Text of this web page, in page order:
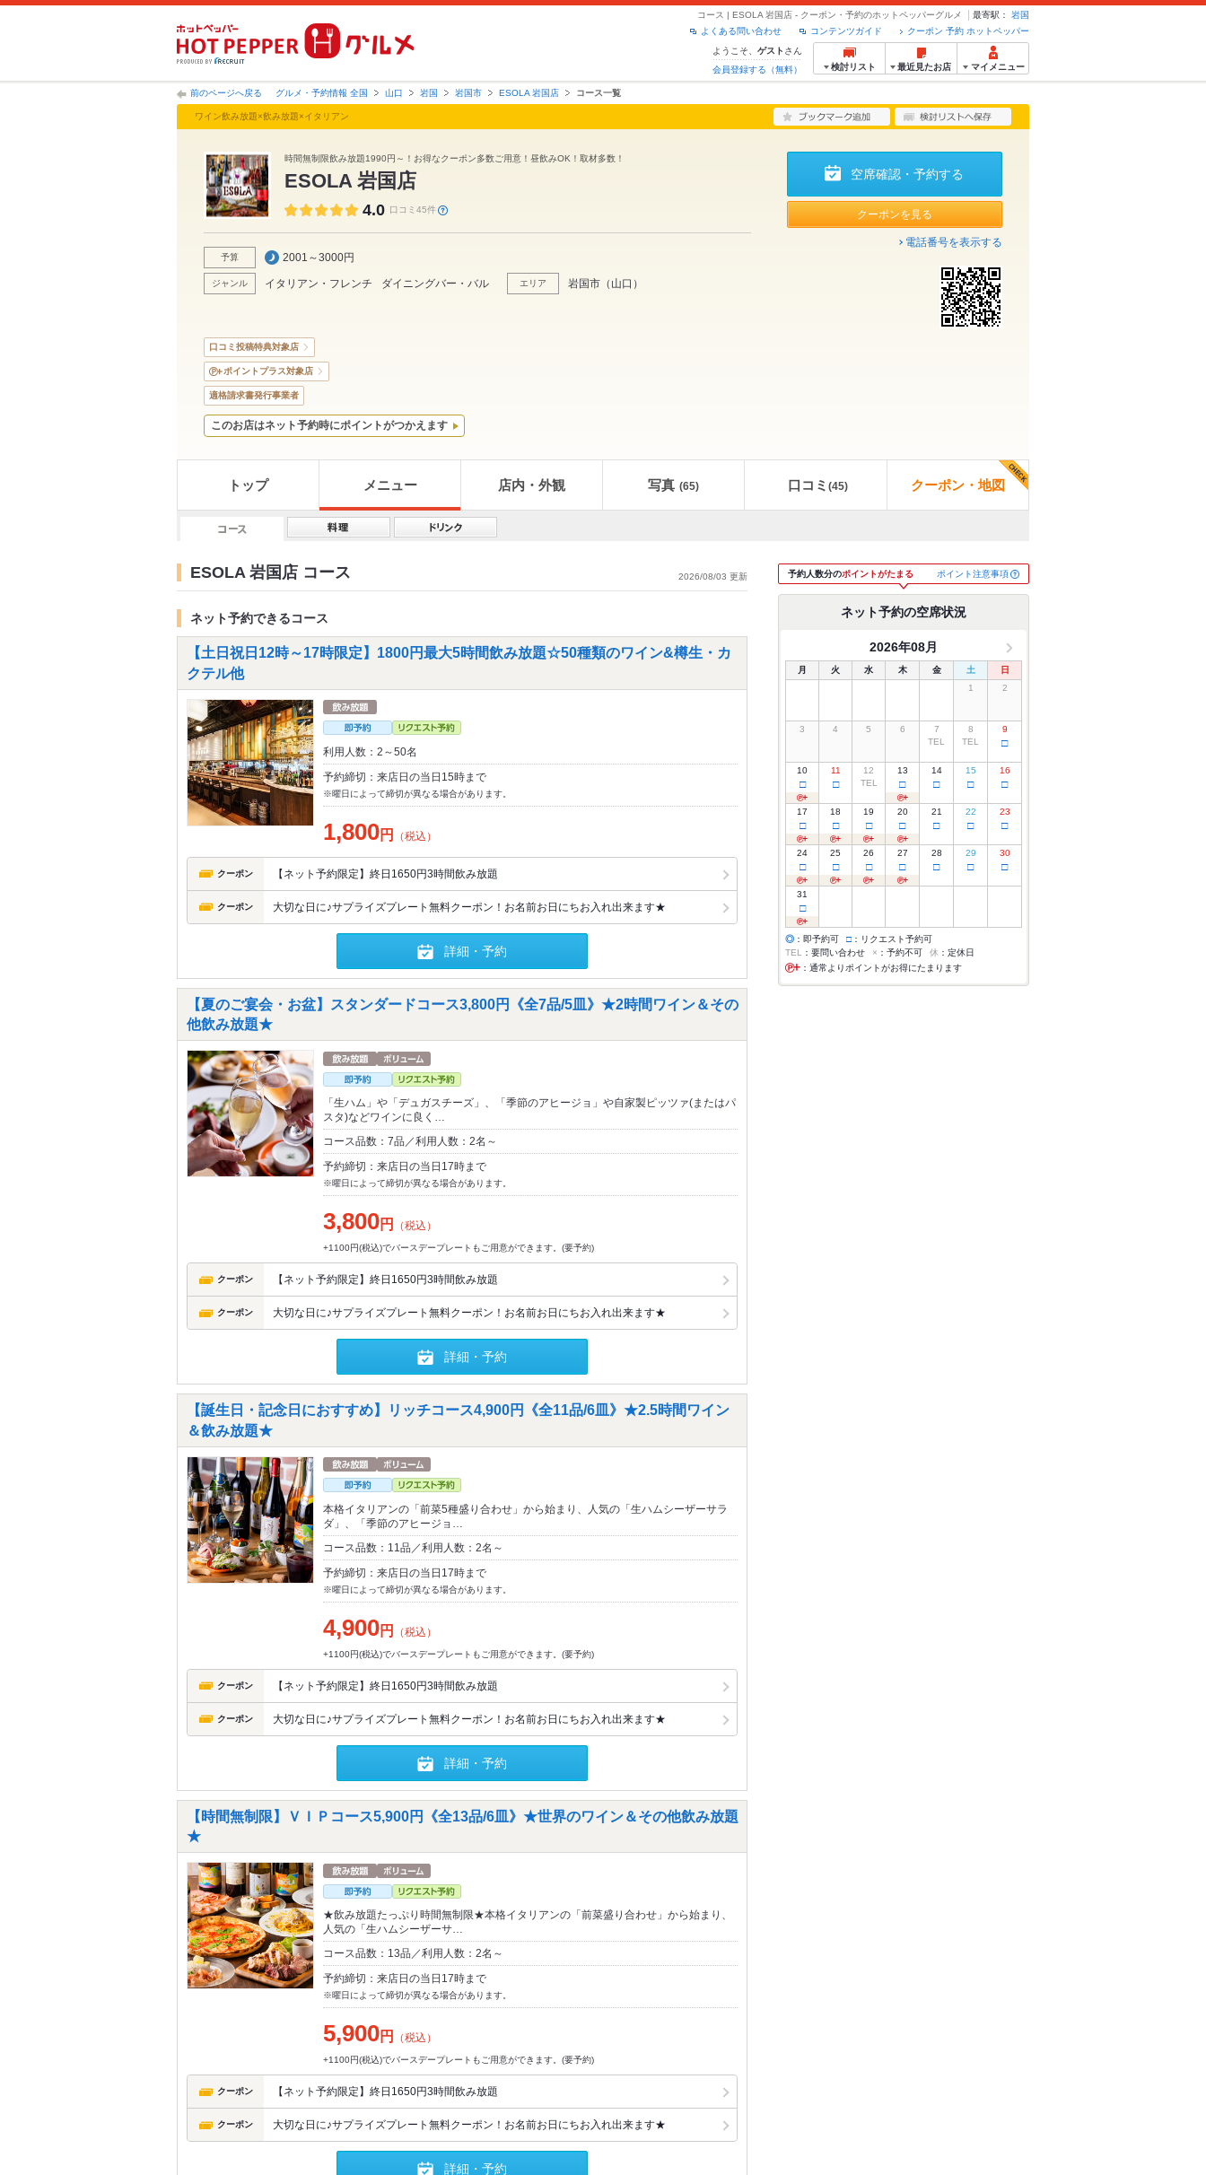
コース | ESOLA 岩国店 - クーポン・予約のホットペッパーグルメ 最寄駅：
岩国
クーポン 予約 ホットペッパー
コンテンツガイド
よくある問い合わせ
ようこそ、 ゲスト さん
会員登録する（無料）
検討リスト 最近見たお店 マイメニュー
前のページへ戻る グルメ・予約情報 全国 山口 岩国 岩国市 ESOLA 岩国店 コース一覧
ワイン飲み放題×飲み放題×イタリアン
時間無制限飲み放題1990円～！お得なクーポン多数ご用意！昼飲みOK！取材多数！
ESOLA 岩国店
4.0 口コミ45件
予算 2001～3000円
ジャンル イタリアン・フレンチ ダイニングバー・バル エリア 岩国市 （ 山口 ）
空席確認・予約する
クーポンを見る
電話番号を表示する
口コミ投稿特典対象店
ポイントプラス対象店
適格請求書発行事業者
このお店はネット予約時にポイントがつかえます
トップ メニュー 店内・外観 写真 (65) 口コミ (45) クーポン・地図
ESOLA 岩国店 コース 2026/08/03 更新
ネット予約できるコース
【土日祝日12時～17時限定】1800円最大5時間飲み放題☆50種類のワイン&樽生・カ
クテル他
利用人数：2～50名
予約締切：来店日の当日15時まで
※曜日によって締切が異なる場合があります。
1,800円 （税込）
クーポン 【ネット予約限定】終日1650円3時間飲み放題
クーポン 大切な日に♪サプライズプレート無料クーポン！お名前お日にちお入れ出来ます★
詳細・予約
【夏のご宴会・お盆】スタンダードコース3,800円《全7品/5皿》★2時間ワイン＆その
他飲み放題★
「生ハム」や「デュガスチーズ」、「季節のアヒージョ」や自家製ピッツァ(またはパ
スタ)などワインに良く…
コース品数：7品／利用人数：2名～
予約締切：来店日の当日17時まで
※曜日によって締切が異なる場合があります。
3,800円 （税込）
+1100円(税込)でバースデープレートもご用意ができます。(要予約)
クーポン 【ネット予約限定】終日1650円3時間飲み放題
クーポン 大切な日に♪サプライズプレート無料クーポン！お名前お日にちお入れ出来ます★
詳細・予約
【誕生日・記念日におすすめ】リッチコース4,900円《全11品/6皿》★2.5時間ワイン
＆飲み放題★
本格イタリアンの「前菜5種盛り合わせ」から始まり、人気の「生ハムシーザーサラ
ダ」、「季節のアヒージョ…
コース品数：11品／利用人数：2名～
予約締切：来店日の当日17時まで
※曜日によって締切が異なる場合があります。
4,900円 （税込）
+1100円(税込)でバースデープレートもご用意ができます。(要予約)
クーポン 【ネット予約限定】終日1650円3時間飲み放題
クーポン 大切な日に♪サプライズプレート無料クーポン！お名前お日にちお入れ出来ます★
詳細・予約
【時間無制限】ＶＩＰコース5,900円《全13品/6皿》★世界のワイン＆その他飲み放題
★
★飲み放題たっぷり時間無制限★本格イタリアンの「前菜盛り合わせ」から始まり、
人気の「生ハムシーザーサ…
コース品数：13品／利用人数：2名～
予約締切：来店日の当日17時まで
※曜日によって締切が異なる場合があります。
5,900円 （税込）
+1100円(税込)でバースデープレートもご用意ができます。(要予約)
クーポン 【ネット予約限定】終日1650円3時間飲み放題
クーポン 大切な日に♪サプライズプレート無料クーポン！お名前お日にちお入れ出来ます★
詳細・予約
予約人数分のポイントがたまる ポイント注意事項
ネット予約の空席状況
2026年08月
月 火 水 木 金 土
日
1
2
3 4 5 6
7
TEL
8
TEL
9
□
10
□
11
□
12
TEL
13
□
14
□
15
□
16
□
17
□
18
□
19
□
20
□
21
□
22
□
23
□
24
□
25
□
26
□
27
□
28
□
29
□
30
□
31
□
◎ ：即予約可 □ ：リクエスト予約可
TEL
：要問い合わせ × ：予約不可 休 ：定休日
：通常よりポイントがお得にたまります